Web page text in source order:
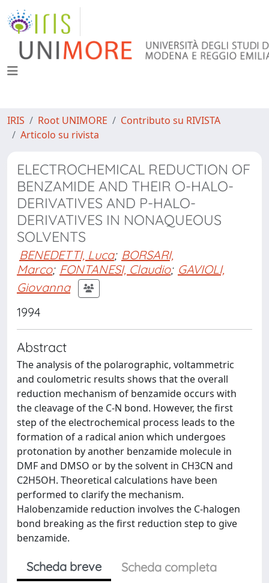
IRIS Root UNIMORE
Contributo su RIVISTA
Articolo su rivista
ELECTROCHEMICAL REDUCTION OF
BENZAMIDE AND THEIR O-HALO-
DERIVATIVES AND P-HALO-
DERIVATIVES IN NONAQUEOUS
SOLVENTS
BENEDETTI, Luca; BORSARI,
Marco; FONTANESI, Claudio; GAVIOLI,
Giovanna
1994
Abstract
The analysis of the polarographic, voltammetric
and coulometric results shows that the overall
reduction mechanism of benzamide occurs with
the cleavage of the C-N bond. However, the first
step of the electrochemical process leads to the
formation of a radical anion which undergoes
protonation by another benzamide molecule in
DMF and DMSO or by the solvent in CH3CN and
C2H5OH. Theoretical calculations have been
performed to clarify the mechanism.
Halobenzamide reduction involves the C-halogen
bond breaking as the first reduction step to give
benzamide.
Scheda breve
Scheda completa